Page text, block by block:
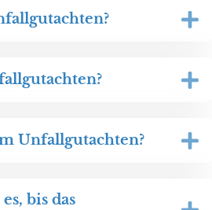
Unfallgutachten?
bis das